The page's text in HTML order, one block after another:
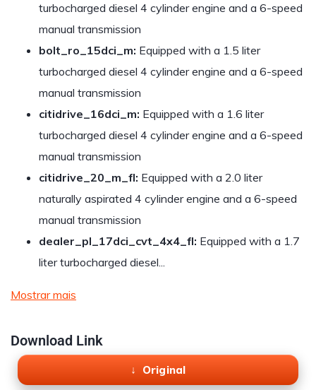
turbocharged diesel 4 cylinder engine and a 6-speed
manual transmission
bolt_ro_15dci_m: Equipped with a 1.5 liter
turbocharged diesel 4 cylinder engine and a 6-speed
manual transmission
citidrive_16dci_m: Equipped with a 1.6 liter
turbocharged diesel 4 cylinder engine and a 6-speed
manual transmission
citidrive_20_m_fl: Equipped with a 2.0 liter
naturally aspirated 4 cylinder engine and a 6-speed
manual transmission
dealer_pl_17dci_cvt_4x4_fl: Equipped with a 1.7
liter turbocharged diesel...
Mostrar mais
Download Link
Original